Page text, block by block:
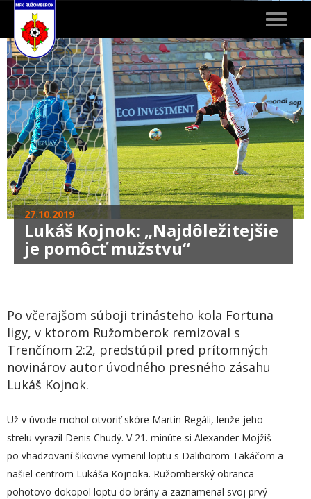
Toggle
27.10.2019
Lukáš Kojnok: „Najdôležitejšie
je pomôcť mužstvu“
Po včerajšom súboji trinásteho kola Fortuna
ligy, v ktorom Ružomberok remizoval s
Trenčínom 2:2, predstúpil pred prítomných
novinárov autor úvodného presného zásahu
Lukáš Kojnok.
Už v úvode mohol otvoriť skóre Martin Regáli, lenže jeho
strelu vyrazil Denis Chudý. V 21. minúte si Alexander Mojžiš
po vhadzovaní šikovne vymenil loptu s Daliborom Takáčom a
našiel centrom Lukáša Kojnoka. Ružomberský obranca
pohotovo dokopol loptu do brány a zaznamenal svoj prvý